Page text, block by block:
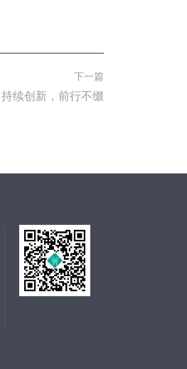
下一篇
续创新，前行不缀